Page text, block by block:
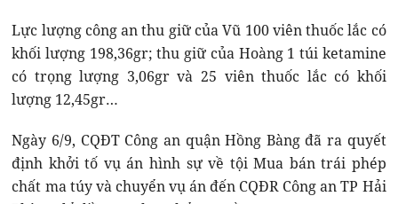
Lực lượng công an thu giữ của Vũ 100 viên thuốc lắc có
khối lượng 198,36gr; thu giữ của Hoàng 1 túi ketamine
có trọng lượng 3,06gr và 25 viên thuốc lắc có khối
lượng 12,45gr…
Ngày 6/9, CQĐT Công an quận Hồng Bàng đã ra quyết
định khởi tố vụ án hình sự về tội Mua bán trái phép
chất ma túy và chuyển vụ án đến CQĐR Công an TP Hải